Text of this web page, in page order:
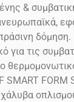
&
δόμηση.
για τις
SMART FORM